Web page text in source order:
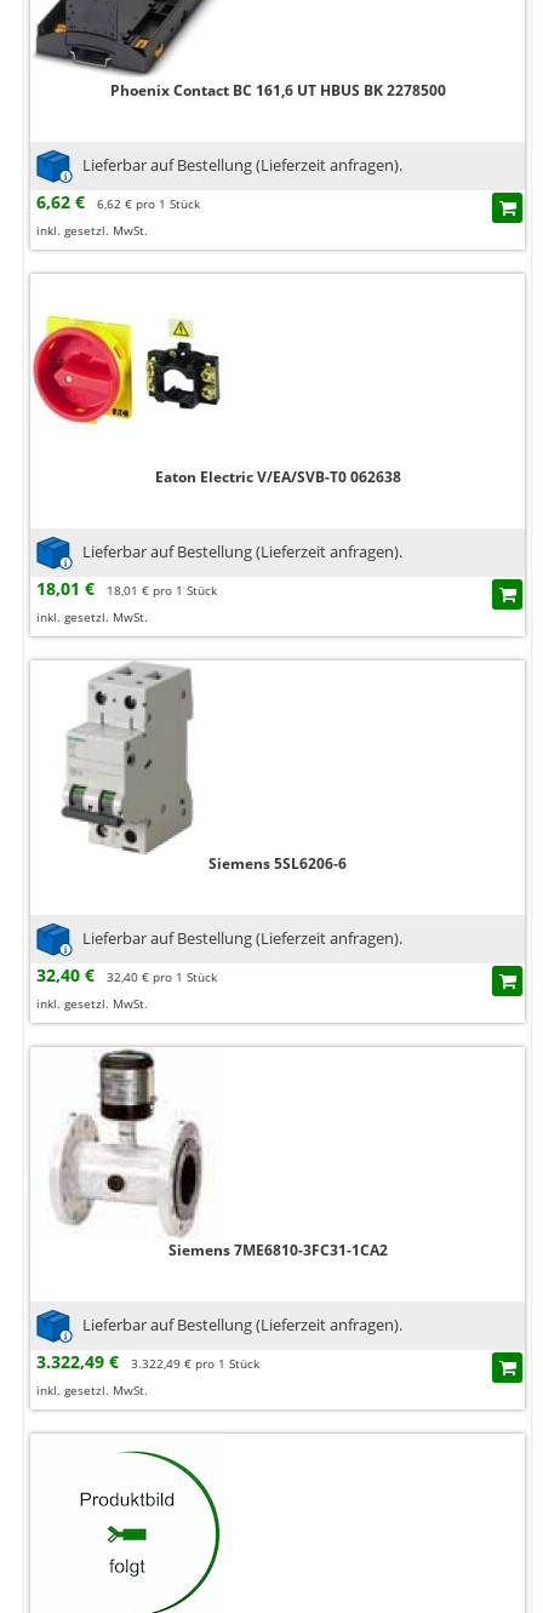
Phoenix Contact BC 161,6 UT HBUS BK 2278500
Lieferbar auf Bestellung (Lieferzeit anfragen).
6,62 €
6,62 € pro 1 Stück
inkl. gesetzl. MwSt.
Eaton Electric V/EA/SVB-T0 062638
Lieferbar auf Bestellung (Lieferzeit anfragen).
18,01 €
18,01 € pro 1 Stück
inkl. gesetzl. MwSt.
Siemens 5SL6206-6
Lieferbar auf Bestellung (Lieferzeit anfragen).
32,40 €
32,40 € pro 1 Stück
inkl. gesetzl. MwSt.
Siemens 7ME6810-3FC31-1CA2
Lieferbar auf Bestellung (Lieferzeit anfragen).
3.322,49 €
3.322,49 € pro 1 Stück
inkl. gesetzl. MwSt.